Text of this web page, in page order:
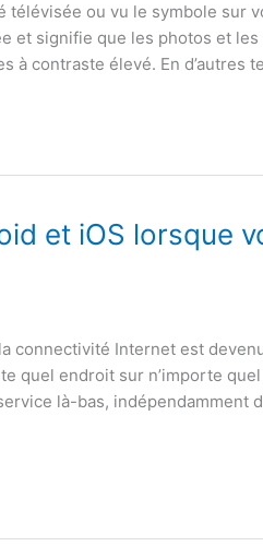
ou vu le symbole sur
et signifie que les photos et
contraste élevé. En d’autres
et iOS lorsque
connectivité Internet est
quel endroit sur n’importe
là-bas, indépendamment